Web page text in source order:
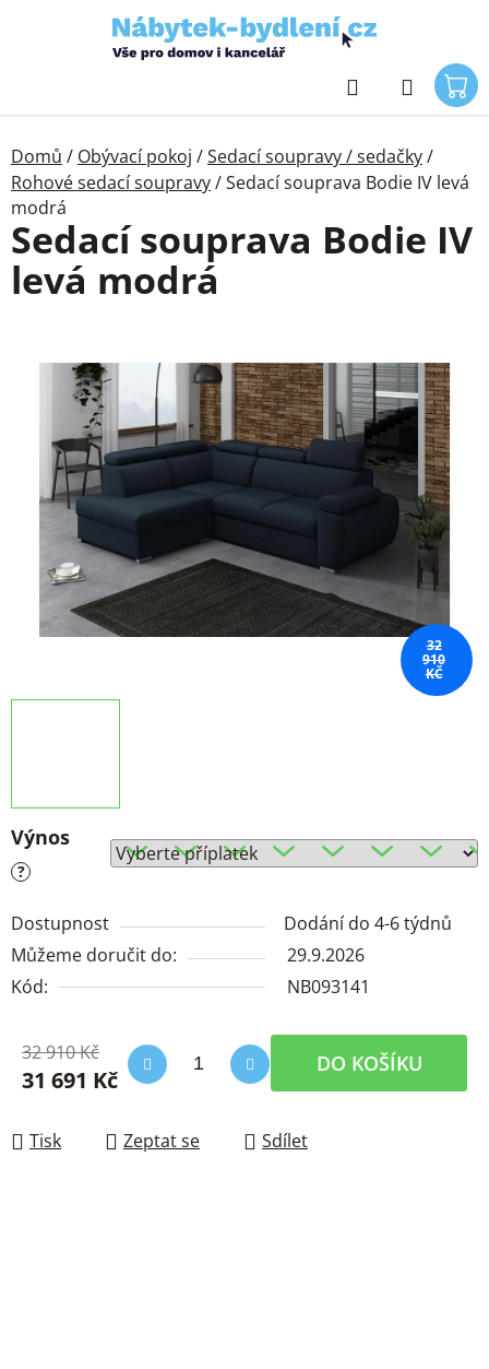
Hledat
Domů / Obývací pokoj /Sedací soupravy / sedačky/
Rohové sedací soupravy/Sedací souprava Bodie IV levá
modrá
Výnos
?
Dostupnost
Dodání do 4-6 týdnů
Můžeme doručit do:
29.9.2026
Kód:
NB093141
32 910 Kč
31 691 Kč
DO KOŠÍKU
Tisk Zeptat se Sdílet
Sedací souprava Bodie IV
levá modrá
32
910
KČ